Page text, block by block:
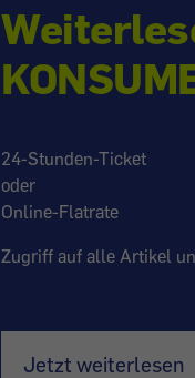
24-Stunden-Ticket
oder
Online-Flatrate
Zugriff auf alle Artikel
Jetzt weiterlesen